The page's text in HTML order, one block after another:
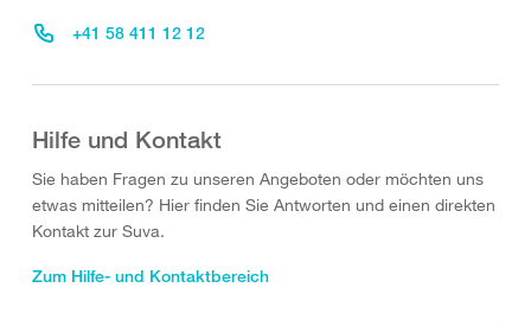
+41 58 411 12 12
Hilfe und Kontakt
Sie haben Fragen zu unseren Angeboten oder möchten uns
etwas mitteilen? Hier finden Sie Antworten und einen direkten
Kontakt zur Suva.
Zum Hilfe- und Kontaktbereich